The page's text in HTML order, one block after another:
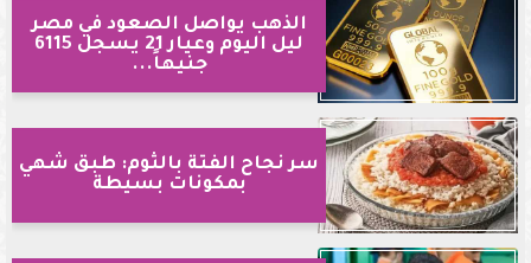
الذهب يواصل الصعود في مصر
ليل اليوم وعيار 21 يسجل 6115
جنيهاً...
سر نجاح الفتة بالثوم: طبق شهي
بمكونات بسيطة